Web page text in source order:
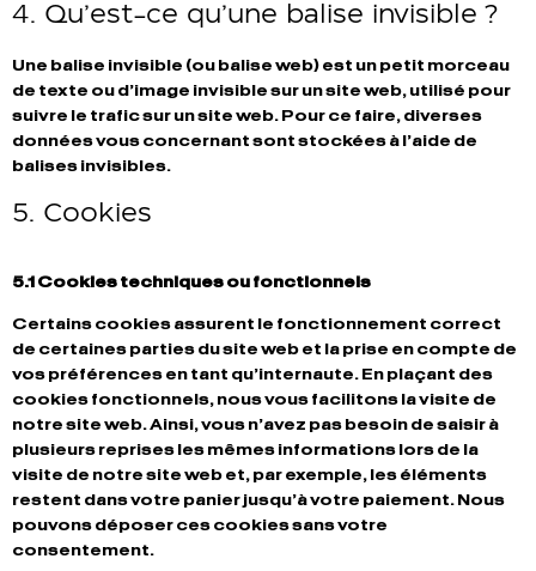
4. Qu’est-ce qu’une balise invisible ?
Une balise invisible (ou balise web) est un petit morceau
de texte ou d’image invisible sur un site web, utilisé pour
suivre le trafic sur un site web. Pour ce faire, diverses
données vous concernant sont stockées à l’aide de
balises invisibles.
5. Cookies
5.1 Cookies techniques ou fonctionnels
Certains cookies assurent le fonctionnement correct
de certaines parties du site web et la prise en compte de
vos préférences en tant qu’internaute. En plaçant des
cookies fonctionnels, nous vous facilitons la visite de
notre site web. Ainsi, vous n’avez pas besoin de saisir à
plusieurs reprises les mêmes informations lors de la
visite de notre site web et, par exemple, les éléments
restent dans votre panier jusqu’à votre paiement. Nous
pouvons déposer ces cookies sans votre
consentement.